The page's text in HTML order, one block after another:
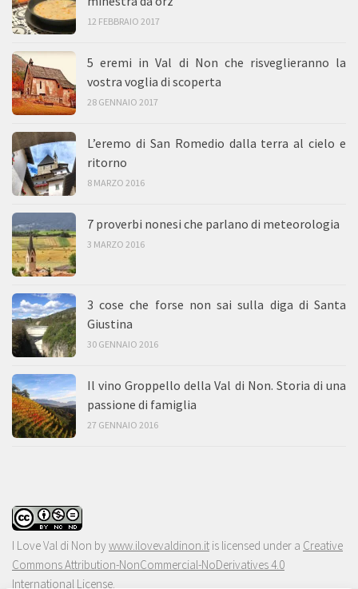
12 FEBBRAIO 2017
5 eremi in Val di Non che risveglieranno la
vostra voglia di scoperta
28 GENNAIO 2017
L’eremo di San Romedio dalla terra al cielo e
ritorno
8 MARZO 2016
7 proverbi nonesi che parlano di meteorologia
3 MARZO 2016
3 cose che forse non sai sulla diga di Santa
Giustina
30 GENNAIO 2016
Il vino Groppello della Val di Non. Storia di una
passione di famiglia
27 GENNAIO 2016
I Love Val di Non bywww.ilovevaldinon.it is licensed under a Creative
Commons Attribution-NonCommercial-NoDerivatives 4.0
International License.